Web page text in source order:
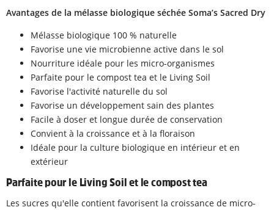
Avantages de la mélasse biologique séchée Soma’s Sacred Dry
Mélasse biologique 100 % naturelle
Favorise une vie microbienne active dans le sol
Nourriture idéale pour les micro-organismes
Parfaite pour le compost tea et le Living Soil
Favorise l'activité naturelle du sol
Favorise un développement sain des plantes
Facile à doser et longue durée de conservation
Convient à la croissance et à la floraison
Idéale pour la culture biologique en intérieur et en
extérieur
Parfaite pour le Living Soil et le compost tea
Les sucres qu'elle contient favorisent la croissance de micro-